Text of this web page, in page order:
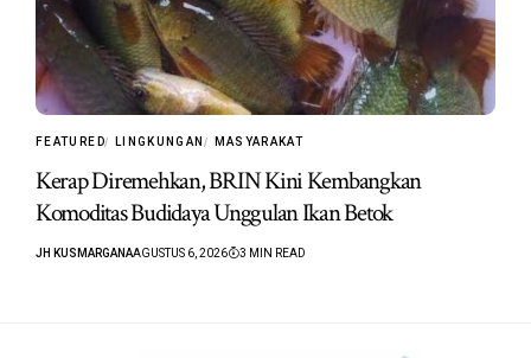
FEATURED LINGKUNGAN MASYARAKAT
Kerap Diremehkan, BRIN Kini Kembangkan
Komoditas Budidaya Unggulan Ikan Betok
JH KUSMARGANAAGUSTUS 6, 2026 3 MIN READ